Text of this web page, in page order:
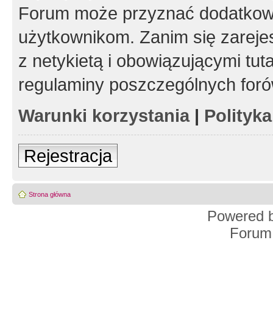
Forum może przyznać
użytkownikom. Zanim się
z netykietą i obowiązującymi
regulaminy poszczególnych
Warunki korzystania|
Rejestracja
Strona główna
Powered